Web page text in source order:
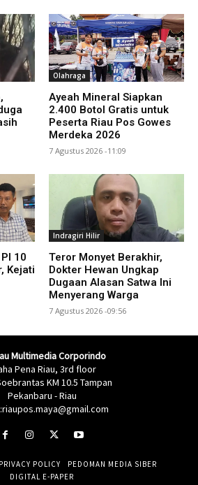
Olahraga
Ayeah Mineral Siapkan
2.400 Botol Gratis untuk
Peserta Riau Pos Gowes
Merdeka 2026
7 Agustus 2026 -11:09
10
Kejati
Indragiri Hilir
Teror Monyet Berakhir,
Dokter Hewan Ungkap
Dugaan Alasan Satwa Ini
Menyerang Warga
7 Agustus 2026 -09:56
Multimedia Corporindo
Pena Riau, 3rd floor
KM 10.5 Tampan
Pekanbaru - Riau
PRIVACY POLICY
PEDOMAN MEDIA SIBER
DIGITAL E-PAPER